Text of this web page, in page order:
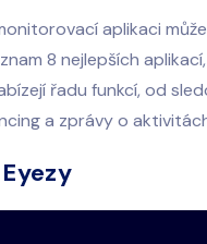
aplikaci
8 nejlepších
řadu funkcí, od
a zprávy o